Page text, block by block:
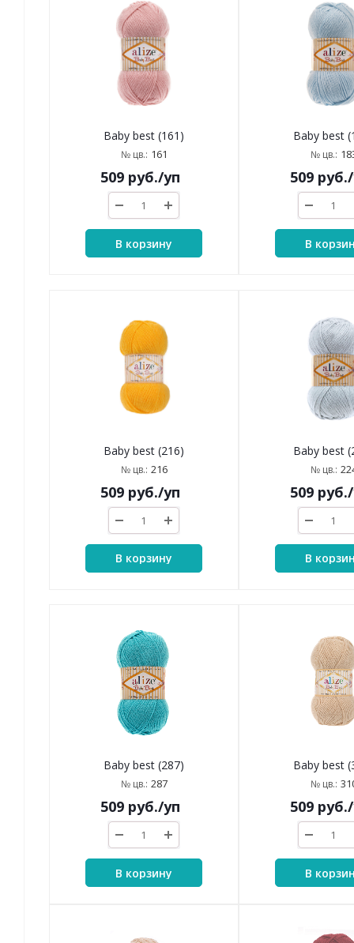
Baby best (161)
№ цв.: 161
509руб./уп
В корзину
Baby best
№ цв.:
509руб.
В
Baby best (216)
№ цв.: 216
509руб./уп
В корзину
Baby best
№ цв.:
509руб.
В
Baby best (287)
№ цв.: 287
509руб./уп
В корзину
Baby best
№ цв.:
509руб.
В